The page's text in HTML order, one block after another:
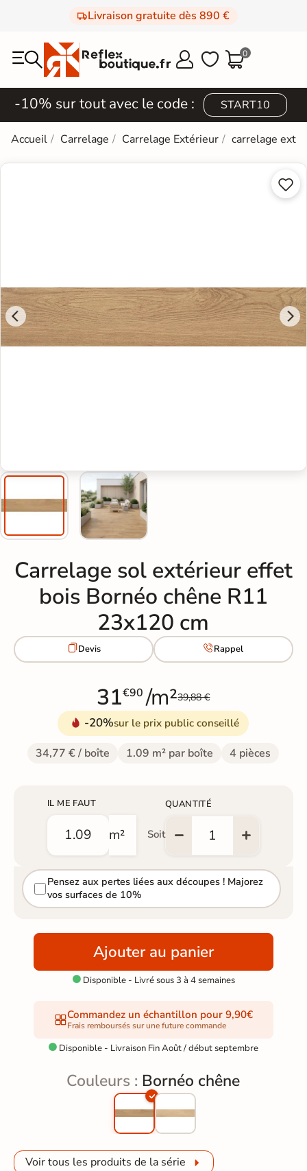
Livraison gratuite dès 890 €
  0
-10% sur tout avec le code : START10
Accueil Carrelage Carrelage Extérieur carrelage


Carrelage sol extérieur effet
bois Bornéo chêne R11
23x120 cm
Devis Rappel
31€90 /m²39,88 €
-20%sur le prix public conseillé
34,77 € / boîte 1.09 m² par boîte 4 pièces
IL ME FAUT
m² Soit
QUANTITÉ
Pensez aux pertes liées aux découpes ! Majorez
vos surfaces de 10%
Ajouter au panier
Disponible - Livré sous 3 à 4 semaines
Commandez un échantillon pour 9,90€
Frais remboursés sur une future commande
 Disponible - Livraison Fin Août / début septembre
Couleurs : Bornéo chêne
Voir tous les produits de la série